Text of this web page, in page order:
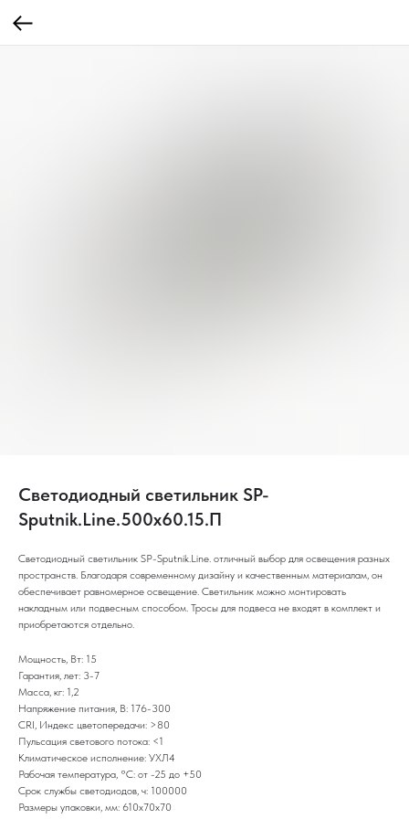
Светодиодный светильник SP-
Sputnik.Line.500х60.15.П
Светодиодный светильник SP-Sputnik.Line. отличный выбор для освещения разных
пространств. Благодаря современному дизайну и качественным материалам, он
обеспечивает равномерное освещение. Светильник можно монтировать
накладным или подвесным способом. Тросы для подвеса не входят в комплект и
приобретаются отдельно.
Мощность, Вт: 15
Гарантия, лет: 3-7
Масса, кг: 1,2
Напряжение питания, В: 176-300
CRI, Индекс цветопередачи: >80
Пульсация светового потока: <1
Климатическое исполнение: УХЛ4
Рабочая температура, °С: от -25 до +50
Срок службы светодиодов, ч: 100000
Размеры упаковки, мм: 610х70х70